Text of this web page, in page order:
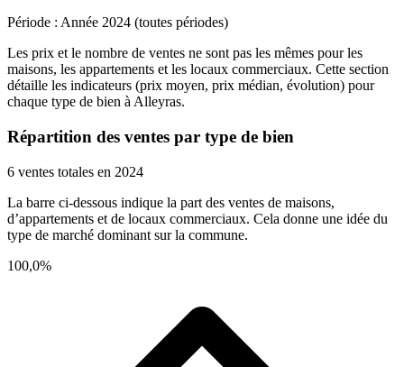
Période : Année 2024 (toutes périodes)
Les prix et le nombre de ventes ne sont pas les mêmes pour les
maisons, les appartements et les locaux commerciaux. Cette section
détaille les indicateurs (prix moyen, prix médian, évolution) pour
chaque type de bien à Alleyras.
Répartition des ventes par type de bien
6 ventes totales en 2024
La barre ci-dessous indique la part des ventes de maisons,
d’appartements et de locaux commerciaux. Cela donne une idée du
type de marché dominant sur la commune.
100,0%